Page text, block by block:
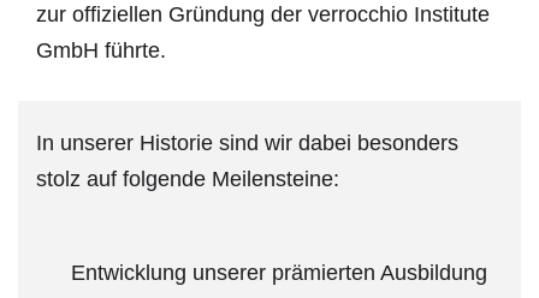
zur offiziellen Gründung der verrocchio Institute
GmbH führte.
In unserer Historie sind wir dabei besonders
stolz auf folgende Meilensteine:
Entwicklung unserer prämierten Ausbildung